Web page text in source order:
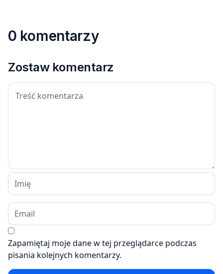
0 komentarzy
Zostaw komentarz
Zapamiętaj moje dane w tej przeglądarce podczas
pisania kolejnych komentarzy.